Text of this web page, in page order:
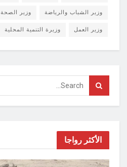
وزير الشباب والرياضة وزير الصحة
وزير العمل وزيرة التنمية المحلية
الأكثر رواجا